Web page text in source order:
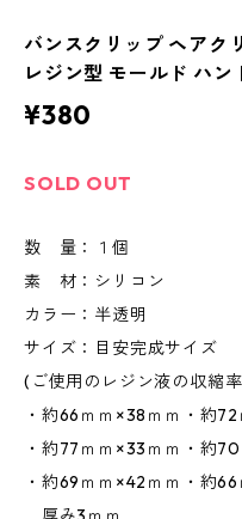
バンスクリップ ヘアク
レジン型 モールド ハン
¥380
SOLD OUT
数 量：１個
素 材：シリコン
カラー：半透明
サイズ：目安完成サイズ
(ご使用のレジン液の収縮
・約66ｍｍ×38ｍｍ・約
・約77ｍｍ×33ｍｍ・約
・約69ｍｍ×42ｍｍ・約66